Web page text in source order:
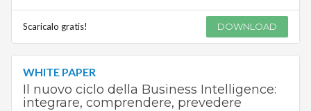
Scaricalo gratis! DOWNLOAD
WHITE PAPER
Il nuovo ciclo della Business Intelligence:
integrare, comprendere, prevedere